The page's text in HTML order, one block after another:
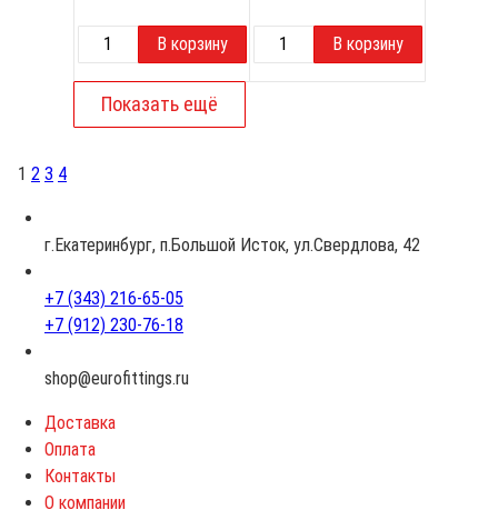
1 2 3 4
г.Екатеринбург, п.Большой Исток, ул.Свердлова, 42
+7 (343) 216-65-05
+7 (912) 230-76-18
shop@eurofittings.ru
Доставка
Оплата
Контакты
О компании